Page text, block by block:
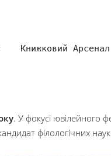
Книжковий Арсенал
. У фокусі ювілейного
філологічних наук